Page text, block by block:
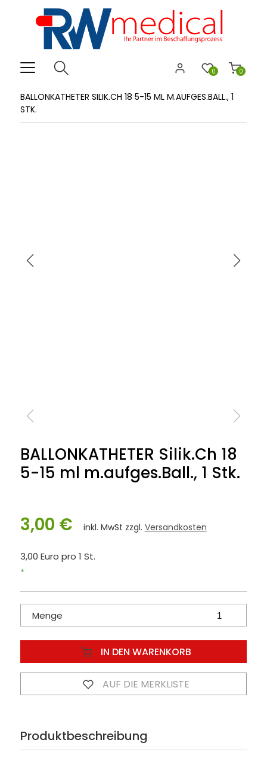
0
0
BALLONKATHETER SILIK.CH 18 5-15 ML M.AUFGES.BALL., 1
STK.
BALLONKATHETER Silik.Ch 18
5-15 ml m.aufges.Ball., 1 Stk.
3,00 € inkl. MwSt zzgl. Versandkosten
3,00 Euro pro 1 St.
*
Menge
IN DEN WARENKORB
AUF DIE MERKLISTE
Produktbeschreibung